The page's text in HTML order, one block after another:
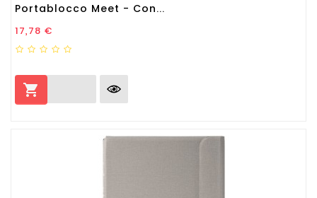
Portablocco Meet - Con...
Prezzo
17,78 €
